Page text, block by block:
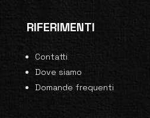
RIFERIMENTI
Contatti
Dove siamo
Domande frequenti